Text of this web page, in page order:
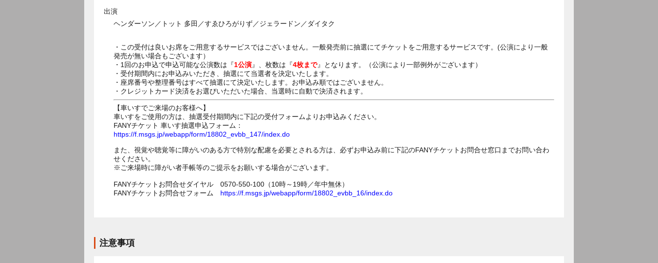
出演
ヘンダーソン／トット 多田／すゑひろがりず／ジェラードン／ダイタク
・この受付は良いお席をご用意するサービスではございません。一般発売前に抽選にてチケットをご用意するサービスです。(公演により一般
発売が無い場合もございます）
・1回のお申込で申込可能な公演数は『1公演』、枚数は『4枚まで』となります。（公演により一部例外がございます）
・受付期間内にお申込みいただき、抽選にて当選者を決定いたします。
・座席番号や整理番号はすべて抽選にて決定いたします。お申込み順ではございません。
・クレジットカード決済をお選びいただいた場合、当選時に自動で決済されます。
【車いすでご来場のお客様へ】
車いすをご使用の方は、抽選受付期間内に下記の受付フォームよりお申込みください。
FANYチケット 車いす抽選申込フォーム：
https://f.msgs.jp/webapp/form/18802_evbb_147/index.do
また、視覚や聴覚等に障がいのある方で特別な配慮を必要とされる方は、必ずお申込み前に下記のFANYチケットお問合せ窓口までお問い合わ
せください。
※ご来場時に障がい者手帳等のご提示をお願いする場合がございます。
FANYチケットお問合せダイヤル 0570-550-100（10時～19時／年中無休）
FANYチケットお問合せフォーム https://f.msgs.jp/webapp/form/18802_evbb_16/index.do
注意事項